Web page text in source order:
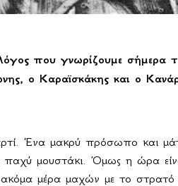
που γνωρίζουμε σήμερα
ο Καραϊσκάκης και ο
Ένα μακρύ πρόσωπο και
μουστάκι. Όμως η ώρα
ακόμα μέρα μαχών με το